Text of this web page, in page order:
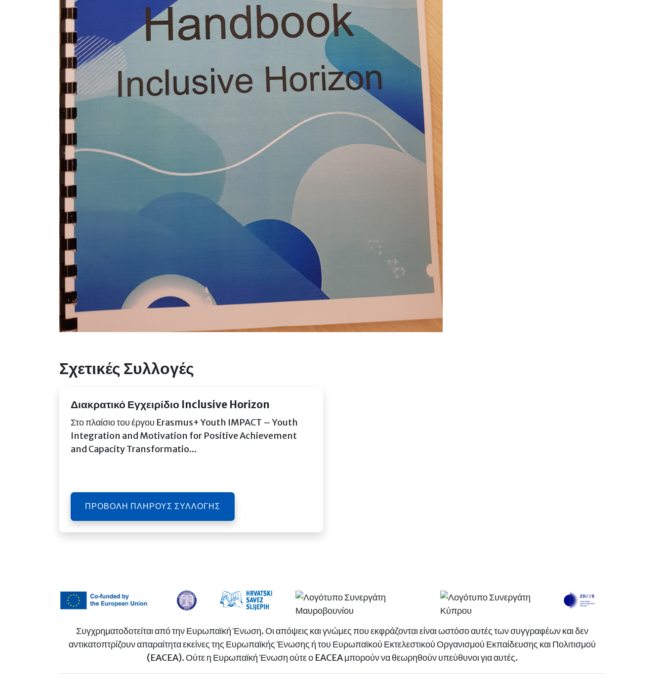
Σχετικές Συλλογές
Διακρατικό Εγχειρίδιο Inclusive Horizon
Στο πλαίσιο του έργου Erasmus+ Youth IMPACT – Youth
Integration and Motivation for Positive Achievement
and Capacity Transformatio...
ΠΡΟΒΟΛΉ ΠΛΉΡΟΥΣ ΣΥΛΛΟΓΉΣ
Συγχρηματοδοτείται από την Ευρωπαϊκή Ένωση. Οι απόψεις και γνώμες που εκφράζονται είναι ωστόσο αυτές των συγγραφέων και δεν
αντικατοπτρίζουν απαραίτητα εκείνες της Ευρωπαϊκής Ένωσης ή του Ευρωπαϊκού Εκτελεστικού Οργανισμού Εκπαίδευσης και Πολιτισμού
(EACEA). Ούτε η Ευρωπαϊκή Ένωση ούτε ο EACEA μπορούν να θεωρηθούν υπεύθυνοι για αυτές.